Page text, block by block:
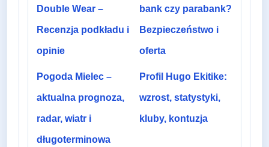
Double Wear –
Recenzja podkładu i
opinie
bank czy parabank?
Bezpieczeństwo i
oferta
Pogoda Mielec –
aktualna prognoza,
radar, wiatr i
długoterminowa
Profil Hugo Ekitike:
wzrost, statystyki,
kluby, kontuzja